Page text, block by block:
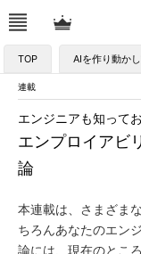
TOP AIを作り動か
連載
エンプロイアビ
論
エンジニアも知って
本連載は、さまざま
ちろんあなたのエン
論には、現在のとこ